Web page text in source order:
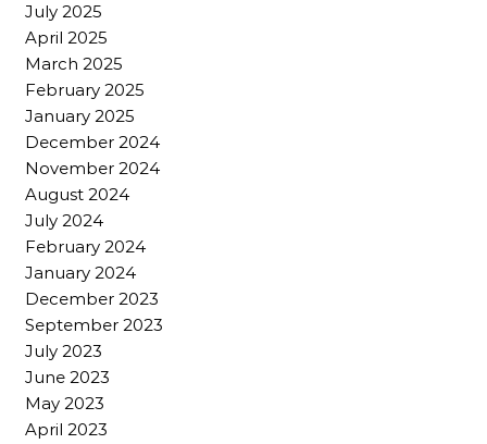
July 2025
April 2025
March 2025
February 2025
January 2025
December 2024
November 2024
August 2024
July 2024
February 2024
January 2024
December 2023
September 2023
July 2023
June 2023
May 2023
April 2023